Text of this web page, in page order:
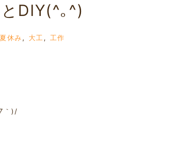
とDIY(^｡^)
夏休み , 大工 , 工作
｀)/